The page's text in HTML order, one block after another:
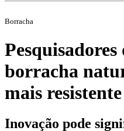
Borracha
borracha
mais resistente
Inovação pode